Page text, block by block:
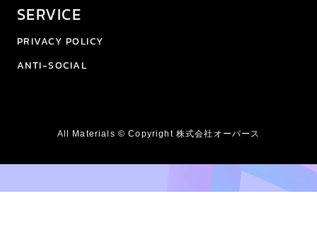
SERVICE
PRIVACY POLICY
ANTI-SOCIAL
All Materials © Copyright 株式会社オーバース